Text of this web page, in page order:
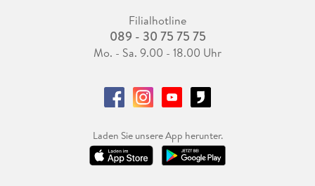
Filialhotline
089 - 30 75 75 75
Mo. - Sa. 9.00 - 18.00 Uhr
Laden Sie unsere App herunter.